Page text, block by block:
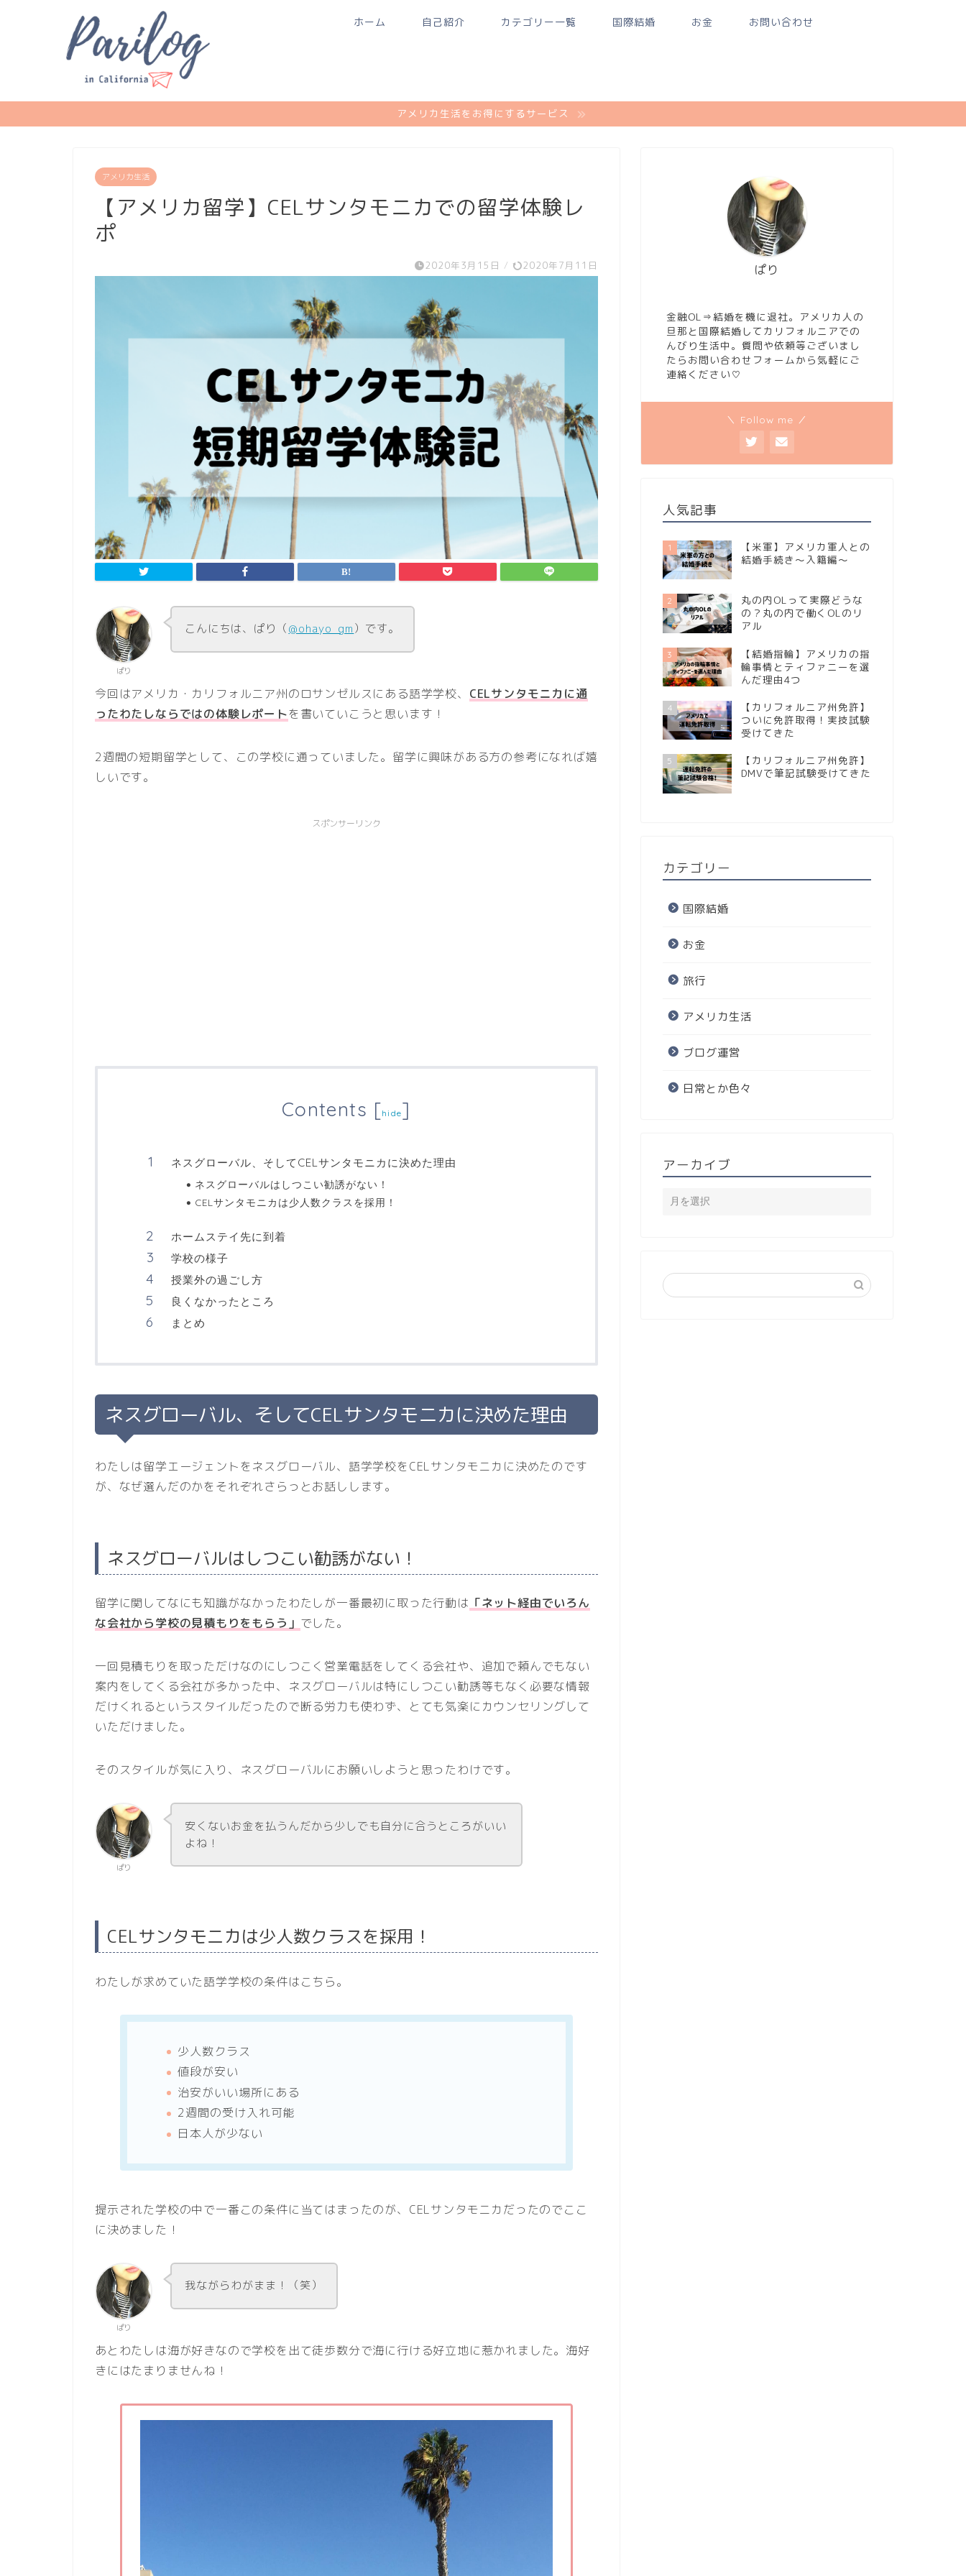
ホーム 自己紹介 カテゴリー一覧 国際結婚 お金 お問い合わせ
アメリカ生活をお得にするサービス
アメリカ生活
【アメリカ留学】CELサンタモニカでの留学体験レ
ポ
2020年3月15日 / 2020年7月11日
ぱり
こんにちは、ぱり（@ohayo_gm）です。
今回はアメリカ・カリフォルニア州のロサンゼルスにある語学学校、 CELサンタモニカに通
ったわたしならではの体験レポートを書いていこうと思います！
2週間の短期留学として、この学校に通っていました。留学に興味がある方の参考になれば嬉
しいです。
スポンサーリンク
Contents [hide]
ネスグローバル、そしてCELサンタモニカに決めた理由
ネスグローバルはしつこい勧誘がない！
CELサンタモニカは少人数クラスを採用！
ホームステイ先に到着
学校の様子
授業外の過ごし方
良くなかったところ
まとめ
ネスグローバル、そしてCELサンタモニカに決めた理由
わたしは留学エージェントをネスグローバル、語学学校をCELサンタモニカに決めたのです
が、なぜ選んだのかをそれぞれさらっとお話しします。
ネスグローバルはしつこい勧誘がない！
留学に関してなにも知識がなかったわたしが一番最初に取った行動は 「ネット経由でいろん
な会社から学校の見積もりをもらう」 でした。
一回見積もりを取っただけなのにしつこく営業電話をしてくる会社や、追加で頼んでもない
案内をしてくる会社が多かった中、ネスグローバルは特にしつこい勧誘等もなく必要な情報
だけくれるというスタイルだったので断る労力も使わず、とても気楽にカウンセリングして
いただけました。
そのスタイルが気に入り、ネスグローバルにお願いしようと思ったわけです。
ぱり
安くないお金を払うんだから少しでも自分に合うところがいい
よね！
CELサンタモニカは少人数クラスを採用！
わたしが求めていた語学学校の条件はこちら。
少人数クラス
値段が安い
治安がいい場所にある
2週間の受け入れ可能
日本人が少ない
提示された学校の中で一番この条件に当てはまったのが、CELサンタモニカだったのでここ
に決めました！
ぱり
我ながらわがまま！（笑）
あとわたしは海が好きなので学校を出て徒歩数分で海に行ける好立地に惹かれました。海好
きにはたまりませんね！
ぱり
金融OL⇒結婚を機に退社。アメリカ人の
旦那と国際結婚してカリフォルニアでの
んびり生活中。質問や依頼等ございまし
たらお問い合わせフォームから気軽にご
連絡ください♡
＼ Follow me ／
人気記事
1
【米軍】アメリカ軍人との
結婚手続き～入籍編～
2
丸の内OLって実際どうな
の？丸の内で働くOLのリ
アル
3
【結婚指輪】アメリカの指
輪事情とティファニーを選
んだ理由4つ
4
【カリフォルニア州免許】
ついに免許取得！実技試験
受けてきた
5
【カリフォルニア州免許】
DMVで筆記試験受けてきた
カテゴリー
国際結婚
お金
旅行
アメリカ生活
ブログ運営
日常とか色々
アーカイブ